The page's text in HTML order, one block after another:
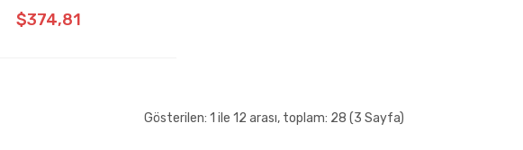
$374,81
Gösterilen: 1 ile 12 arası, toplam: 28 (3 Sayfa)